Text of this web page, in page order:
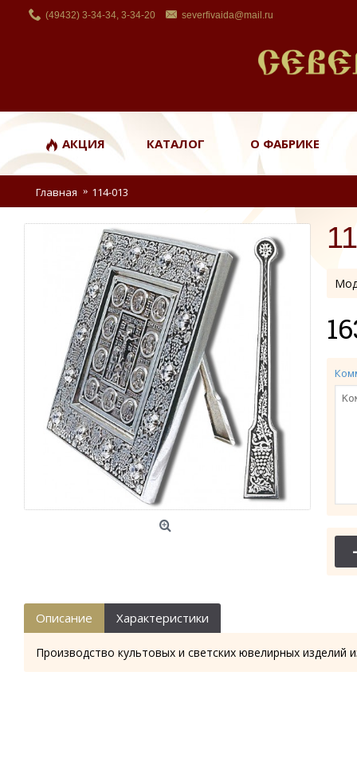
(49432) 3-34-34, 3-34-20 severfivaida@mail.ru
АКЦИЯ КАТАЛОГ О ФАБРИКЕ
Главная 114-013
-
Описание Характеристики
Производство культовых и светских ювелирных изделий